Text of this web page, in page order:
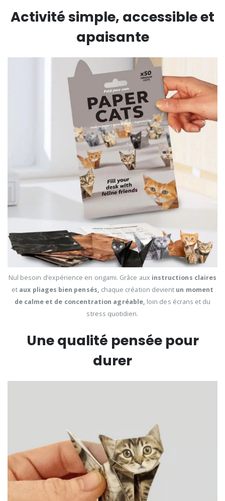
Activité simple, accessible et
apaisante
Nul besoin d’expérience en origami. Grâce aux instructions claires
et aux pliages bien pensés, chaque création devient un moment
de calme et de concentration agréable, loin des écrans et du
stress quotidien.
Une qualité pensée pour
durer